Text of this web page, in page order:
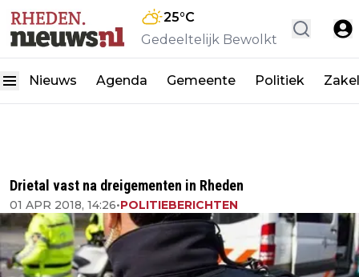
25°C
Gedeeltelijk Bewolkt
Nieuws Agenda Gemeente Politiek
Drietal vast na dreigementen in Rheden
01 APR 2018, 14:26•POLITIEBERICHTEN